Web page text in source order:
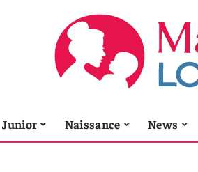
Junior Naissance News